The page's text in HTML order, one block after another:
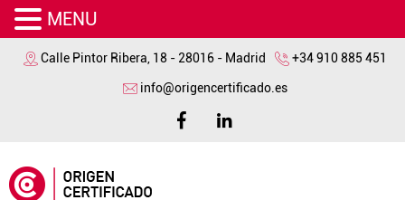
Calle Pintor Ribera, 18 - 28016 - Madrid +34 910 885 451
info@origencertificado.es
MENU